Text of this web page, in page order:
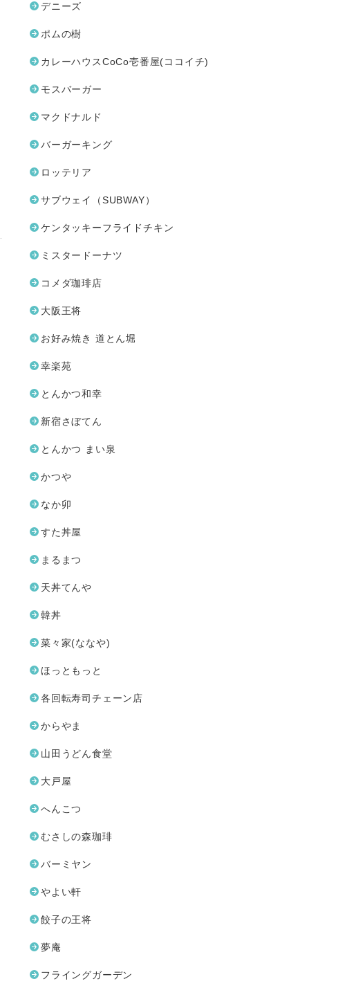
デニーズ
ポムの樹
カレーハウスCoCo壱番屋(ココイチ)
モスバーガー
マクドナルド
バーガーキング
ロッテリア
サブウェイ（SUBWAY）
ケンタッキーフライドチキン
ミスタードーナツ
コメダ珈琲店
大阪王将
お好み焼き 道とん堀
幸楽苑
とんかつ和幸
新宿さぼてん
とんかつ まい泉
かつや
なか卯
すた丼屋
まるまつ
天丼てんや
韓丼
菜々家(ななや)
ほっともっと
各回転寿司チェーン店
からやま
山田うどん食堂
大戸屋
へんこつ
むさしの森珈琲
バーミヤン
やよい軒
餃子の王将
夢庵
フライングガーデン